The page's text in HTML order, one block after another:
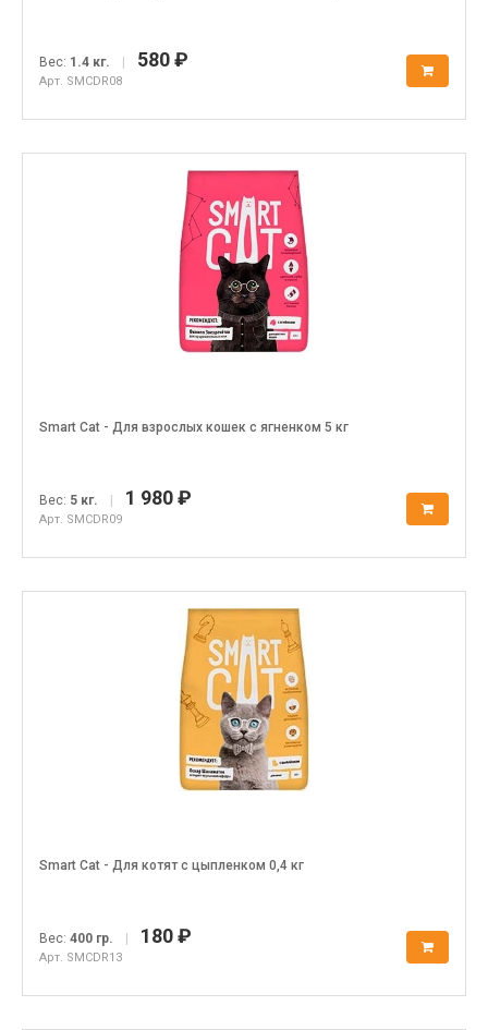
Вес: 1.4 кг. | 580 ₽
Арт. SMCDR08
Smart Cat - Для взрослых кошек с ягненком 5 кг
Вес: 5 кг. | 1 980 ₽
Арт. SMCDR09
Smart Cat - Для котят с цыпленком 0,4 кг
Вес: 400 гр. | 180 ₽
Арт. SMCDR13